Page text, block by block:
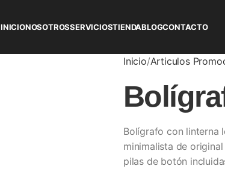
INICIONOSOTROSSERVICIOSTIENDABLOGCONTACTO
Inicio Articulos
Bolígrafo con linterna
minimalista de
pilas de botón